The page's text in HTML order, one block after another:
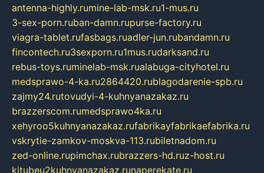
antenna-highly.rumine-lab-msk.ru1-mus.ru
3-sex-porn.ruban-damn.rupurse-factory.ru
viagra-tablet.rufasbags.ruadler-jun.rubandamn.ru
fincontech.ru3sexporn.ru1mus.rudarksand.ru
rebus-toys.ruminelab-msk.rualabuga-cityhotel.ru
medsprawo-4-ka.ru2864420.rublagodarenie-spb.ru
zajmy24.rutovudyi-4-kuhnyanazakaz.ru
brazzerscom.rumedsprawo4ka.ru
xehyroo5kuhnyanazakaz.rufabrikayfabrikaefabrika.ru
vskrytie-zamkov-moskva-113.rubiletnadom.ru
zed-online.rupimchax.rubrazzers-hd.ruz-host.ru
kitubeu2kuhnyanazakaz.runaperekate.ru